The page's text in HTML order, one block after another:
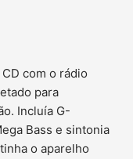
com o rádio
para
Incluía G-
Bass e sintonia
o aparelho